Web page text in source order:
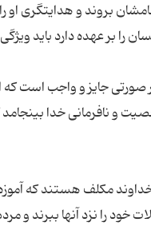
بروند و هدایتگری او
جایز و واجب است که
و نافرمانی خدا
مکلف هستند که
خود را نزد آنها ببرند و